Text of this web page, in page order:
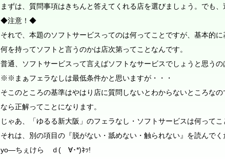
まずは、質問事項はきちんと答えてくれる店を選びましょう。でも
◆注意！◆
それで、本題のソフトサービスってのは何ってことですが、基本的に
何を持ってソフトと言うのかは店次第ってことなんです。
普通、ソフトサービスって言えばソフトなサービスでしょうと思う
※※まぁフェラなしは最低条件かと思いますが・・・
そこのところの基準はやはり店に質問しないとわからないところな
なら正解ってことになります。
じゃあ、「ゆるる新大阪」のフェラなし・ソフトサービスは何ってこ
それは、別の項目の『脱がない・舐めない・触られない』を読んでく
yo―ちぇけら ｄ(ゝ∀･*)ﾈｯ!